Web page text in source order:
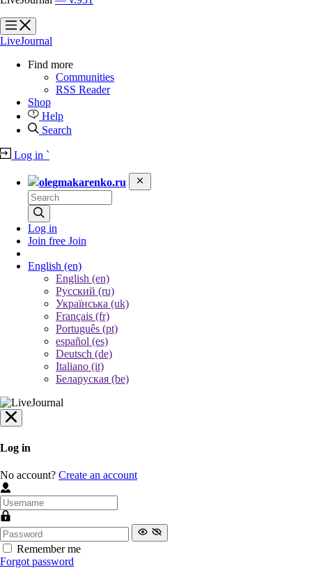
?
?
LiveJournal
Find more
Communities
RSS Reader
Shop
Help
Search
Log in `
olegmakarenko.ru
Log in
Join free Join
English (en)
English (en)
Русский (ru)
Українська (uk)
Français (fr)
Português (pt)
español (es)
Deutsch (de)
Italiano (it)
Беларуская (be)
Log in
No account? Create an account
Remember me
Forgot password